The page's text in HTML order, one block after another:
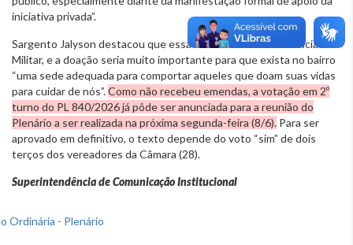
iniciativa privada”.
Sargento Jalyson destacou que essa é uma demanda da Polícia
Militar, e a doação seria muito importante para que exista no bairro
“uma sede adequada para comportar aqueles que doam suas vidas
para cuidar de nós”.Como não recebeu emendas, a votação em 2º
turno do PL 840/2026 já pôde ser anunciada para a reunião do
Plenário a ser realizada na próxima segunda-feira (8/6). Para ser
aprovado em definitivo, o texto depende do voto “sim” de dois
terços dos vereadores da Câmara (28).
Superintendência de Comunicação Institucional